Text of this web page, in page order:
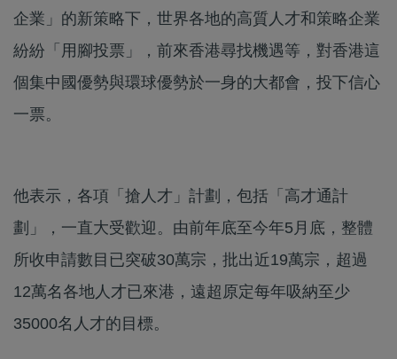
企業」的新策略下，世界各地的高質人才和策略企業
紛紛「用腳投票」，前來香港尋找機遇等，對香港這
個集中國優勢與環球優勢於一身的大都會，投下信心
一票。
他表示，各項「搶人才」計劃，包括「高才通計
劃」，一直大受歡迎。由前年底至今年5月底，整體
所收申請數目已突破30萬宗，批出近19萬宗，超過
12萬名各地人才已來港，遠超原定每年吸納至少
35000名人才的目標。